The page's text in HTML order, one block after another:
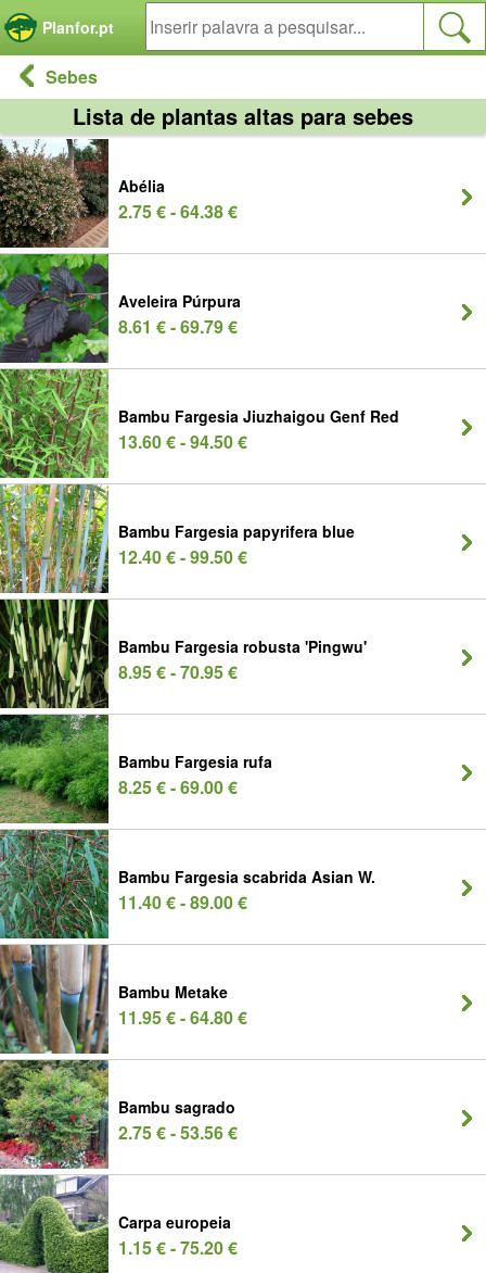
Planfor.pt
Sebes
Lista de plantas altas para sebes
Abélia
2.75 € - 64.38 €
Aveleira Púrpura
8.61 € - 69.79 €
Bambu Fargesia Jiuzhaigou Genf Red
13.60 € - 94.50 €
Bambu Fargesia papyrifera blue
12.40 € - 99.50 €
Bambu Fargesia robusta 'Pingwu'
8.95 € - 70.95 €
Bambu Fargesia rufa
8.25 € - 69.00 €
Bambu Fargesia scabrida Asian W.
11.40 € - 89.00 €
Bambu Metake
11.95 € - 64.80 €
Bambu sagrado
2.75 € - 53.56 €
Carpa europeia
1.15 € - 75.20 €
Painel de Gerenciamento de Cookies